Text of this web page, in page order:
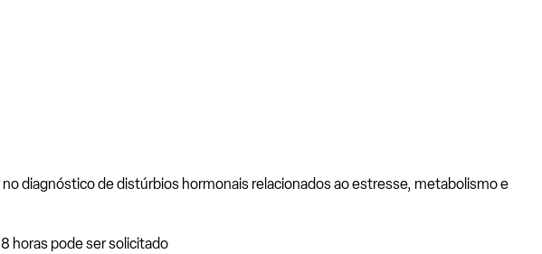
diagnóstico de distúrbios hormonais relacionados ao estresse, metabolismo e
horas pode ser solicitado